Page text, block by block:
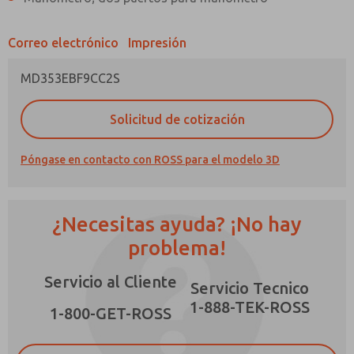
Correo electrónico Impresión
MD353EBF9CC2S
Solicitud de cotización
Póngase en contacto con ROSS para el modelo 3D
¿Necesitas ayuda? ¡No hay
problema!
Servicio al Cliente
1-800-GET-ROSS
Servicio Tecnico
1-888-TEK-ROSS
¿Método de Contacto Preferido?
Correo Electrónico
Teléfono
Envíenme actualizaciones periódicas sobre
*Sí, he leído la política de privacidad y acepto
que los datos que proporcione se recopilarán
y almacenarán electrónicamente. Mis datos se
destinados a procesar y responder a mi
solicitud. Al enviar el formulario de contacto,
acepto el procesamiento.
×